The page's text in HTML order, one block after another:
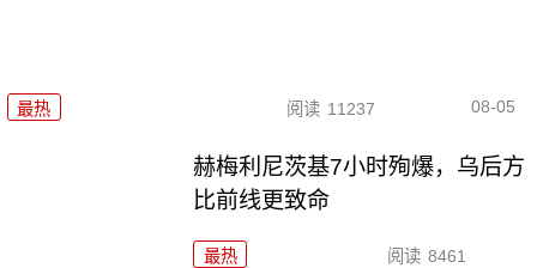
最热 阅读 11237 08-05
赫梅利尼茨基7小时殉爆，乌后方
比前线更致命
最热 阅读 8461